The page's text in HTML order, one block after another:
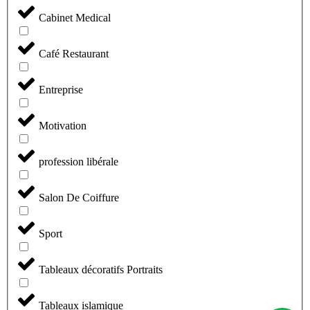
Cabinet Medical
Café Restaurant
Entreprise
Motivation
profession libérale
Salon De Coiffure
Sport
Tableaux décoratifs Portraits
Tableaux islamique